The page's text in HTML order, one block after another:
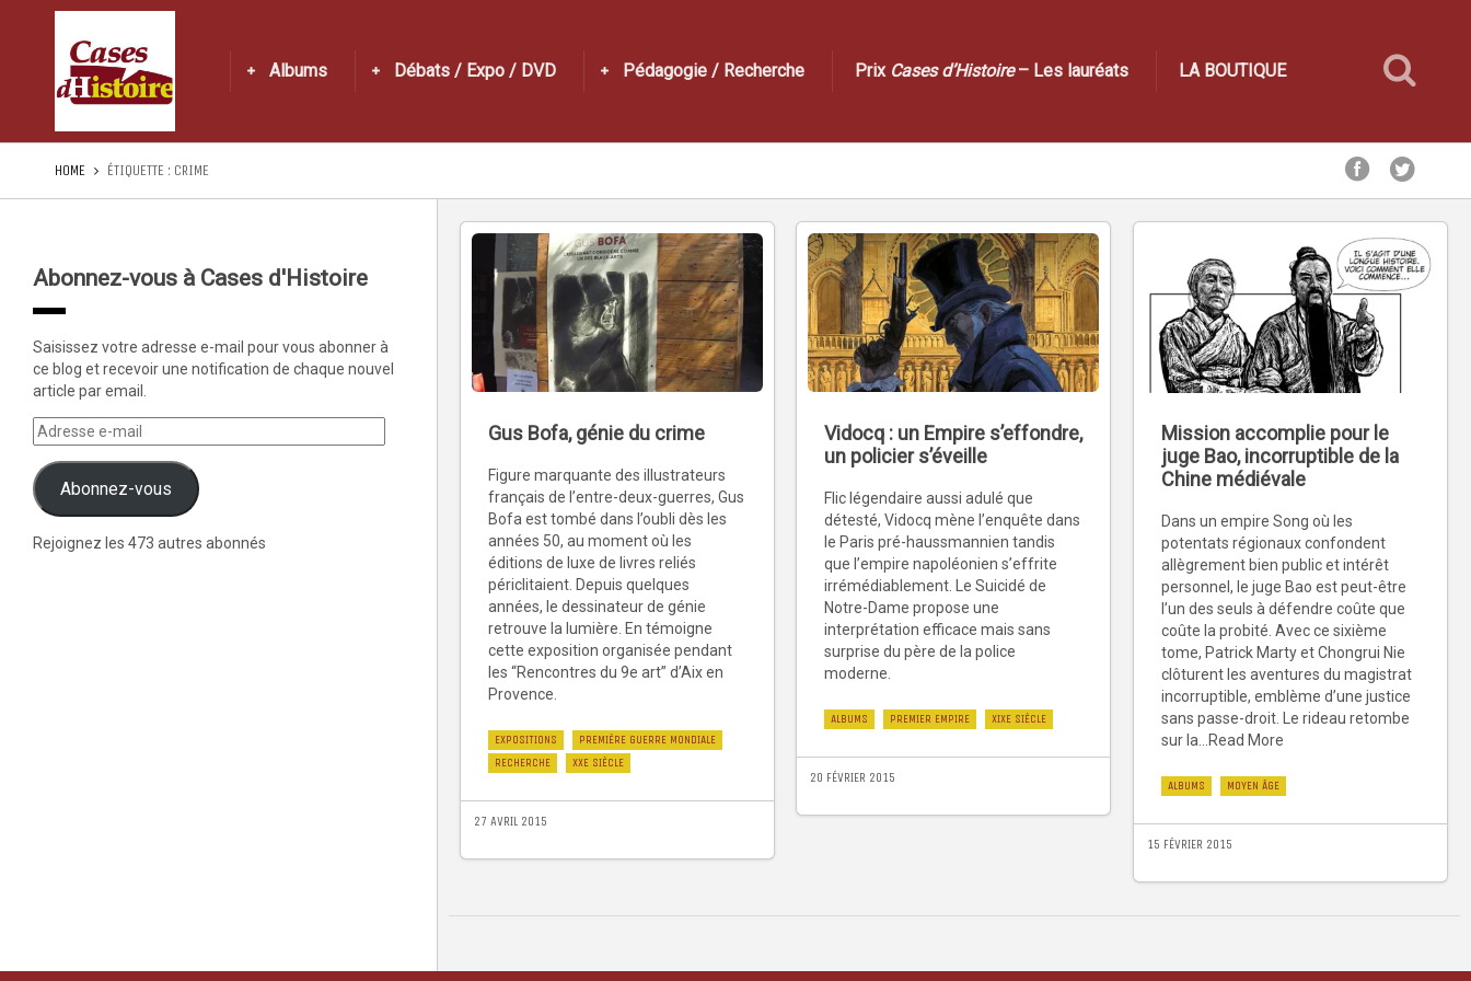
Albums Débats / Expo / DVD Pédagogie / Recherche Prix Cases d’Histoire– Les lauréats LA BOUTIQUE
HOME ÉTIQUETTE : CRIME
Abonnez-vous à Cases d'Histoire
Saisissez votre adresse e-mail pour vous abonner à
ce blog et recevoir une notification de chaque nouvel
article par email.
Abonnez-vous
Rejoignez les 473 autres abonnés
Gus Bofa, génie du crime
Figure marquante des illustrateurs
français de l’entre-deux-guerres, Gus
Bofa est tombé dans l’oubli dès les
années 50, au moment où les
éditions de luxe de livres reliés
périclitaient. Depuis quelques
années, le dessinateur de génie
retrouve la lumière. En témoigne
cette exposition organisée pendant
les “Rencontres du 9e art” d’Aix en
Provence.
EXPOSITIONS
PREMIÈRE GUERRE MONDIALE
RECHERCHE
XXE SIÈCLE
27 AVRIL 2015
Vidocq : un Empire s’effondre,
un policier s’éveille
Flic légendaire aussi adulé que
détesté, Vidocq mène l’enquête dans
le Paris pré-haussmannien tandis
que l’empire napoléonien s’effrite
irrémédiablement. Le Suicidé de
Notre-Dame propose une
interprétation efficace mais sans
surprise du père de la police
moderne.
ALBUMS PREMIER EMPIRE XIXE SIÈCLE
20 FÉVRIER 2015
Mission accomplie pour le
juge Bao, incorruptible de la
Chine médiévale
Dans un empire Song où les
potentats régionaux confondent
allègrement bien public et intérêt
personnel, le juge Bao est peut-être
l’un des seuls à défendre coûte que
coûte la probité. Avec ce sixième
tome, Patrick Marty et Chongrui Nie
clôturent les aventures du magistrat
incorruptible, emblème d’une justice
sans passe-droit. Le rideau retombe
sur la...Read More
ALBUMS MOYEN ÂGE
15 FÉVRIER 2015